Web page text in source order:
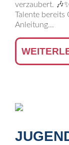
verzaubert.
Talente bereits
Anleitung...